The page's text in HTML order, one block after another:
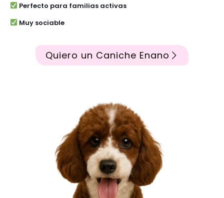
Perfecto para familias activas
Muy sociable
Quiero un Caniche Enano